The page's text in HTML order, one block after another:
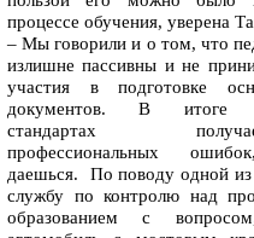
процессе обучения, уверена
– Мы говорили и о том, что
излишне пассивны и не
участия в подготовке
документов. В
стандартах
профессиональных
даешься. По поводу одной из
службу по контролю над
образованием с